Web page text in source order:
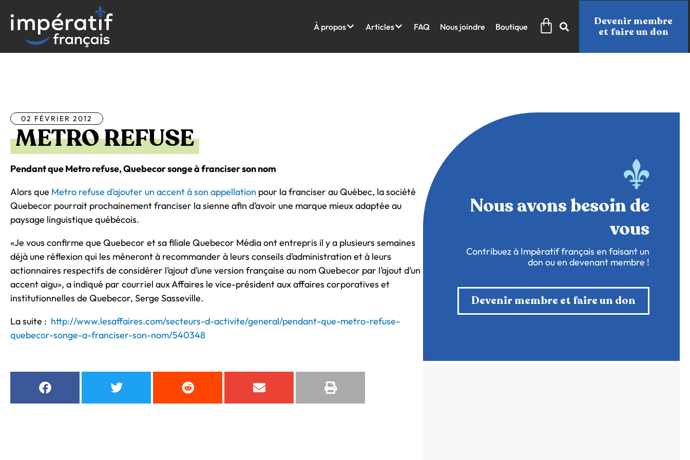
contenu
À propos Articles FAQ Nous joindre Boutique Panier
Devenir membre
et faire un don
02 FÉVRIER 2012
METRO REFUSE
Pendant que Metro refuse, Quebecor songe à franciser son nom
Alors que Metro refuse d’ajouter un accent à son appellation pour la franciser au Québec, la société
Quebecor pourrait prochainement franciser la sienne afin d’avoir une marque mieux adaptée au
paysage linguistique québécois.
«Je vous confirme que Quebecor et sa filiale Quebecor Média ont entrepris il y a plusieurs semaines
déjà une réflexion qui les mèneront à recommander à leurs conseils d’administration et à leurs
actionnaires respectifs de considérer l’ajout d’une version française au nom Quebecor par l’ajout d’un
accent aigu», a indiqué par courriel aux Affaires le vice-président aux affaires corporatives et
institutionnelles de Quebecor, Serge Sasseville.
La suite : http://www.lesaffaires.com/secteurs-d-activite/general/pendant-que-metro-refuse-
quebecor-songe-a-franciser-son-nom/540348
Nous avons besoin de
vous
Contribuez à Impératif français en faisant un
don ou en devenant membre !
Devenir membre et faire un don